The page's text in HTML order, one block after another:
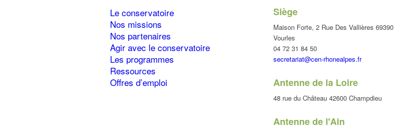
Le conservatoire
Nos missions
Nos partenaires
Agir avec le conservatoire
Les programmes
Ressources
Offres d’emploi
Siège
Maison Forte, 2 Rue Des Vallières 69390
Vourles
04 72 31 84 50
secretariat@cen-rhonealpes.fr
Antenne de la Loire
48 rue du Château 42600 Champdieu
Antenne de l'Ain